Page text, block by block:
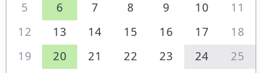
5
6 7 8 9 10
11
12
13 14 15 16 17
18
19
20 21 22 23 24
25